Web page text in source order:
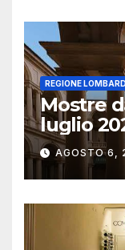
REGIONE
Mostre
luglio
AGOSTO 6,